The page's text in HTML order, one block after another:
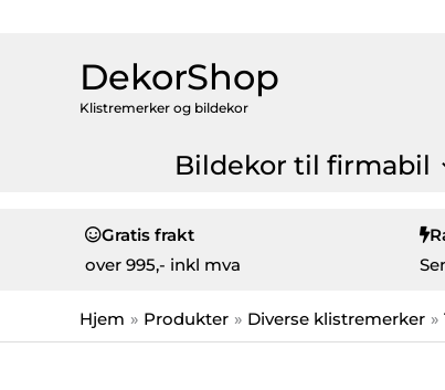
DekorShop
Klistremerker og bildekor
Bildekor til firmabil
Gratis frakt
over 995,- inkl mva
Hjem Produkter Diverse klistremerker